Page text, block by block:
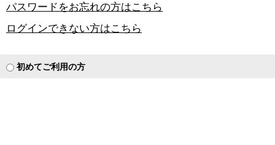
パスワードをお忘れの方はこちら
ログインできない方はこちら
初めてご利用の方